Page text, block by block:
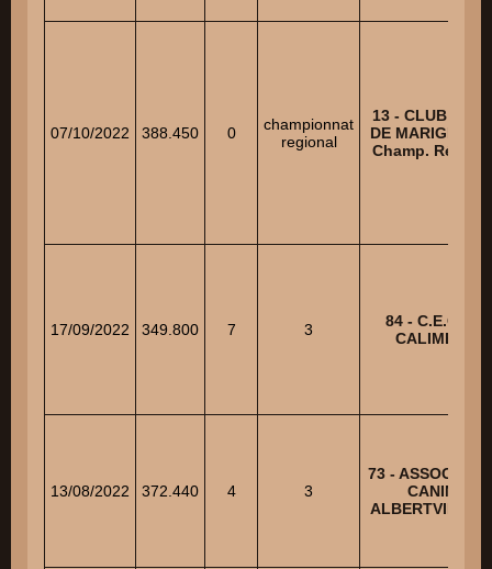
07/10/2022 388.450 0
championnat
regional
13 - CLUB
DE
Champ.
17/09/2022 349.800 7 3
84 - C.E.C. LE
CALIMERO
13/08/2022 372.440 4 3
73 -
CANINE